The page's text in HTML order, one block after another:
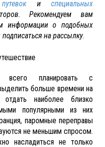
и специальных
Рекомендуем вам
информации о подобных
на рассылку.
всего планировать с
больше времени на
наиболее близко
популярными из них
паромные переправы
не меньшим спросом.
насладиться не только